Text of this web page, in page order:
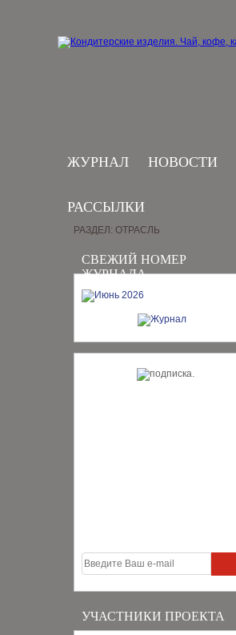
ЖУРНАЛ НОВОСТИ
РАССЫЛКИ
СВЕЖИЙ НОМЕР
ЖУРНАЛА
УЧАСТНИКИ ПРОЕКТА
РАЗДЕЛ: ОТРАСЛЬ